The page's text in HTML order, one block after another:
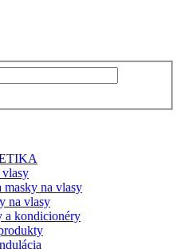
masky na vlasy
na vlasy
a kondicionéry